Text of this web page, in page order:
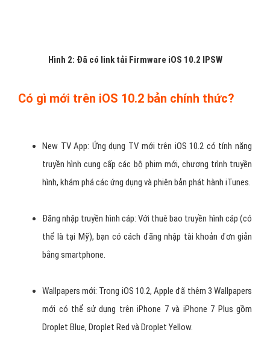
Hình 2: Đã có link tải Firmware iOS 10.2 IPSW
Có gì mới trên iOS 10.2 bản chính thức?
New TV App: Ứng dụng TV mới trên iOS 10.2 có tính năng
truyền hình cung cấp các bộ phim mới, chương trình truyền
hình, khám phá các ứng dụng và phiên bản phát hành iTunes.
Đăng nhập truyền hình cáp: Với thuê bao truyền hình cáp (có
thể là tại Mỹ), bạn có cách đăng nhập tài khoản đơn giản
bằng smartphone.
Wallpapers mới: Trong iOS 10.2, Apple đã thêm 3 Wallpapers
mới có thể sử dụng trên iPhone 7 và iPhone 7 Plus gồm
Droplet Blue, Droplet Red và Droplet Yellow.